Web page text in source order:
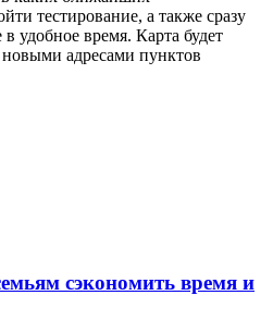
тестирование, а также сразу
в удобное время. Карта будет
новыми адресами пунктов
сэкономить время и